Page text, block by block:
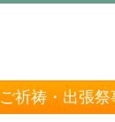
ご祈祷・出張